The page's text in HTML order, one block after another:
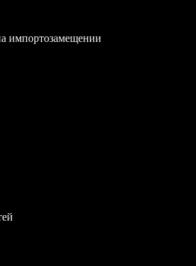
импортозамещении